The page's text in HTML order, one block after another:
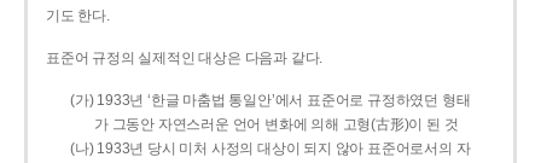
기도 한다.
표준어 규정의 실제적인 대상은 다음과 같다.
(가) 1933년 ‘한글 마춤법 통일안’에서 표준어로 규정하였던 형태
가 그동안 자연스러운 언어 변화에 의해 고형(古形)이 된 것
(나) 1933년 당시 미처 사정의 대상이 되지 않아 표준어로서의 자